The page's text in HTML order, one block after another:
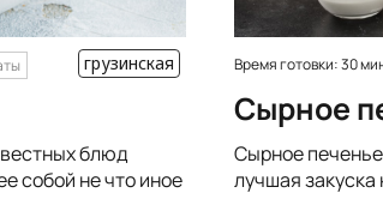
грузинская
блюд
собой не что иное
Время готовки: 30
Сырное
Сырное
лучшая